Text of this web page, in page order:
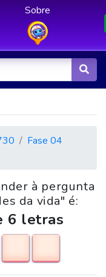
Sobre
Fase 04
à pergunta
da vida" é:
6 letras